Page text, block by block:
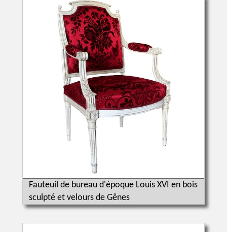
Fauteuil de bureau d'époque Louis XVI en bois
sculpté et velours de Gênes